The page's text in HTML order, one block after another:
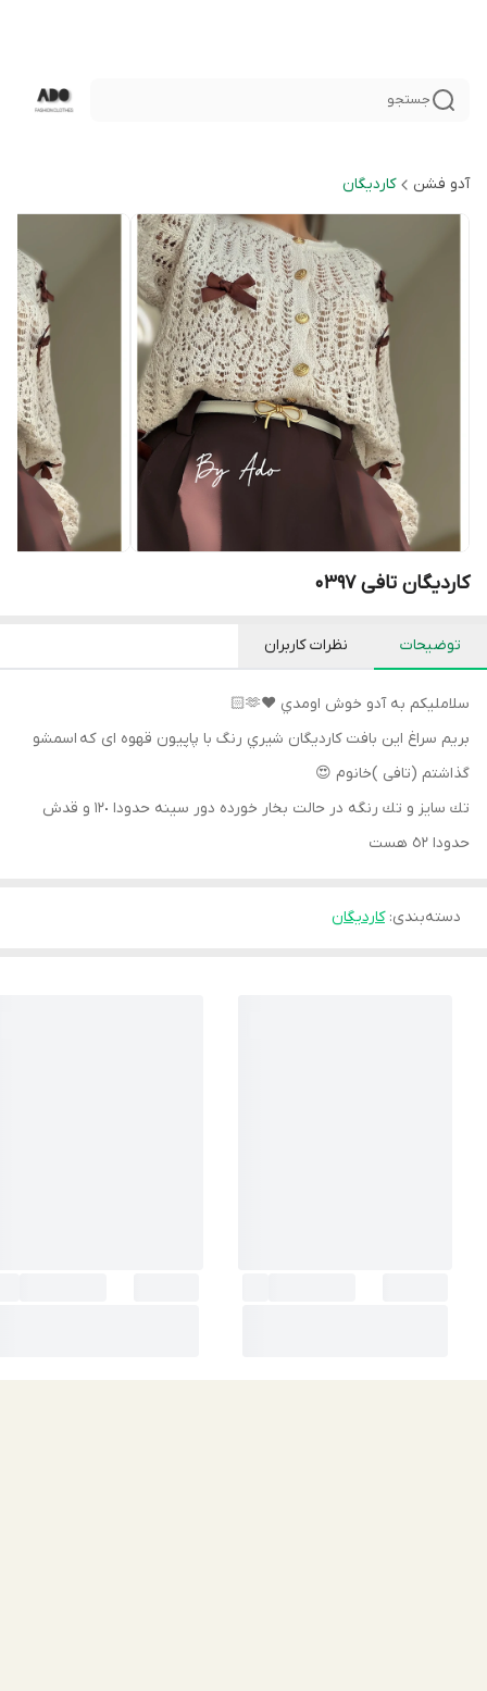
جستجو
آدو فشن کاردیگان
کاردیگان تافی 0397
توضیحات نظرات کاربران
سلامليكم به آدو خوش اومدي ♥️🫶🏻
بريم سراغ اين بافت کاردیگان شيري رنگ با پاپیون قهوه ای كه اسمشو
گذاشتم (تافی )خانوم 😍
تك سايز و تك رنگه در حالت بخار خورده دور سينه حدودا ١٢٠ و قدش
حدودا ٥٢ هست
دسته‌بندی:کاردیگان